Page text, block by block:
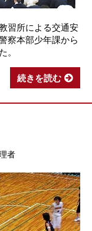
習所による交通安
察本部少年課から
。
続きを読む
者